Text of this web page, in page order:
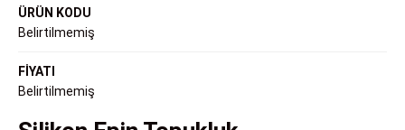
ÜRÜN KODU
Belirtilmemiş
FİYATI
Belirtilmemiş